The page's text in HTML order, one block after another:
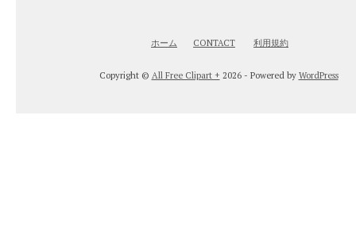
ホーム CONTACT 利用規約
Copyright © All Free Clipart + 2026 - Powered by WordPress